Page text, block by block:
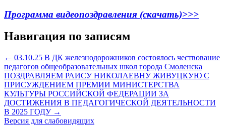
Программа видеопоздравления (скачать)>>>
Навигация по записям
← 03.10.25 В ДК железнодорожников состоялось чествование
педагогов общеобразовательных школ города Смоленска
ПОЗДРАВЛЯЕМ РАИСУ НИКОЛАЕВНУ ЖИВУЦКУЮ С
ПРИСУЖДЕНИЕМ ПРЕМИИ МИНИСТЕРСТВА
КУЛЬТУРЫ РОССИЙСКОЙ ФЕДЕРАЦИИ ЗА
ДОСТИЖЕНИЯ В ПЕДАГОГИЧЕСКОЙ ДЕЯТЕЛЬНОСТИ
В 2025 ГОДУ →
Версия для слабовидящих